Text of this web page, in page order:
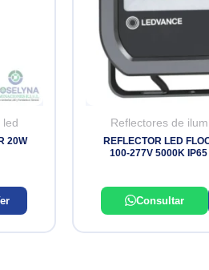
20W
Reflectores de
REFLECTOR LED
100-277V 5000K
Consultar